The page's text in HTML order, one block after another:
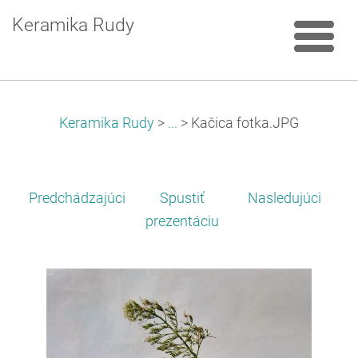
Keramika Rudy
Keramika Rudy > ... > Kačica fotka.JPG
Predchádzajúci
Spustiť
prezentáciu
Nasledujúci